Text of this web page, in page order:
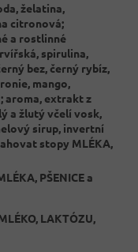
želatina,
citronová;
a rostlinné
spirulina,
bez, černý rybíz,
mango,
aroma, extrakt z
a žlutý včelí vosk,
sirup, invertní
stopy MLÉKA,
PŠENICE a
LAKTÓZU,